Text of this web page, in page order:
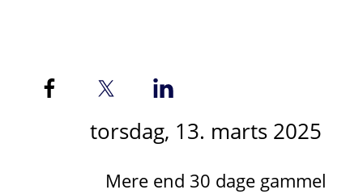
torsdag, 13. marts 2025
Mere end 30 dage gammel